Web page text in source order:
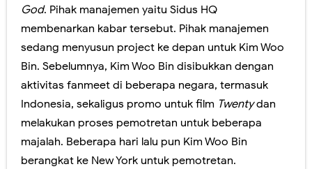
God. Pihak manajemen yaitu Sidus HQ
membenarkan kabar tersebut. Pihak manajemen
sedang menyusun project ke depan untuk Kim Woo
Bin. Sebelumnya, Kim Woo Bin disibukkan dengan
aktivitas fanmeet di beberapa negara, termasuk
Indonesia, sekaligus promo untuk film Twentydan
melakukan proses pemotretan untuk beberapa
majalah. Beberapa hari lalu pun Kim Woo Bin
berangkat ke New York untuk pemotretan.